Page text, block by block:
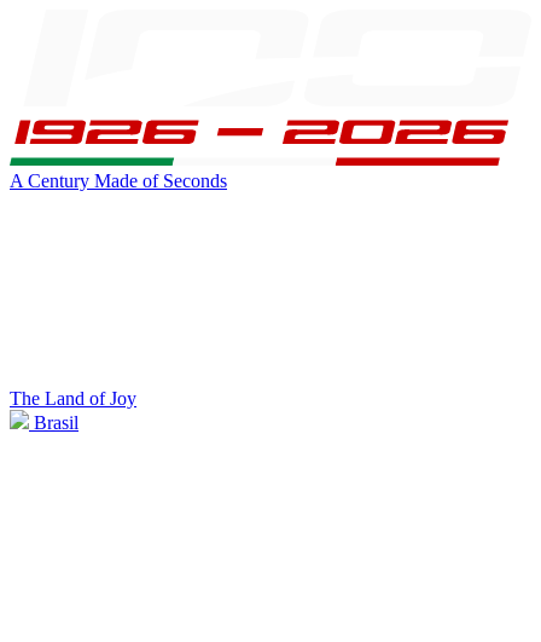
A Century Made of Seconds
The Land of Joy
Brasil